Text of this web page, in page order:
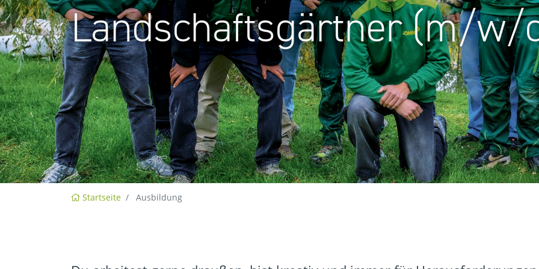
Landschaftsgärtner (m/w/
Startseite Ausbildung